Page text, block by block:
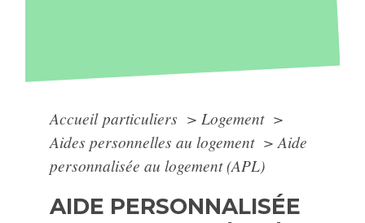
Accueil particuliers > Logement >
Aides personnelles au logement > Aide
personnalisée au logement (APL)
AIDE PERSONNALISÉE